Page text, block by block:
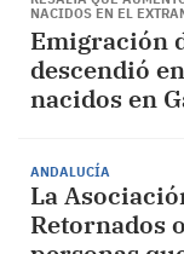
NACIDOS EN EL
Emigración
descendió
nacidos en
ANDALUCÍA
La
Retornados